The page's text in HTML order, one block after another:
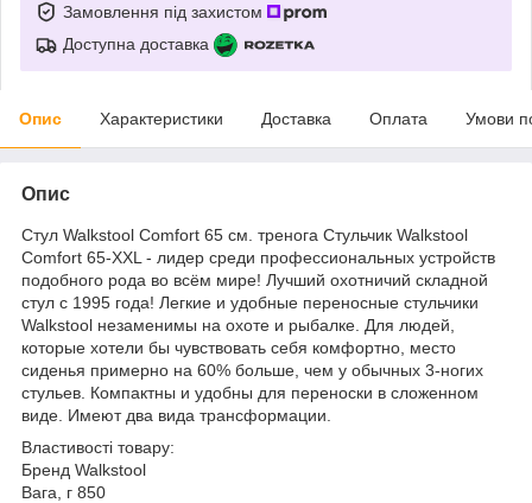
Замовлення під захистом
Доступна доставка
Опис Характеристики Доставка Оплата Умови
Опис
Стул Walkstool Comfort 65 см. тренога Стульчик Walkstool
Comfort 65-XXL - лидер среди профессиональных устройств
подобного рода во всём мире! Лучший охотничий складной
стул с 1995 года! Легкие и удобные переносные стульчики
Walkstool незаменимы на охоте и рыбалке. Для людей,
которые хотели бы чувствовать себя комфортно, место
сиденья примерно на 60% больше, чем у обычных 3-ногих
стульев. Компактны и удобны для переноски в сложенном
виде. Имеют два вида трансформации.
Властивості товару:
Бренд Walkstool
Вага, г 850